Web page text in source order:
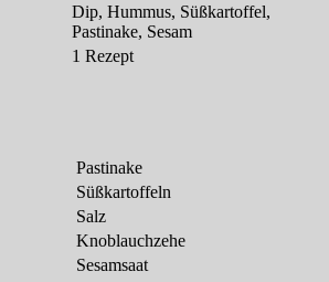
Dip, Hummus, Süßkartoffel,
Pastinake, Sesam
1 Rezept
Pastinake
Süßkartoffeln
Salz
Knoblauchzehe
Sesamsaat